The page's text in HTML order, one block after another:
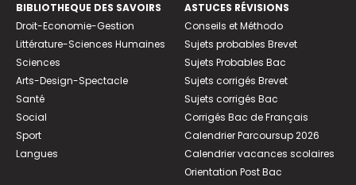
BIBLIOTHEQUE DES SAVOIRS
Droit-Economie-Gestion
Littérature-Sciences Humaines
Sciences
Arts-Design-Spectacle
Santé
Social
Sport
Langues
ASTUCES RÉVISIONS
Conseils et Méthodo
Sujets probables Brevet
Sujets Probables Bac
Sujets corrigés Brevet
Sujets corrigés Bac
Corrigés Bac de Français
Calendrier Parcoursup 2026
Calendrier vacances scolaires
Orientation Post Bac